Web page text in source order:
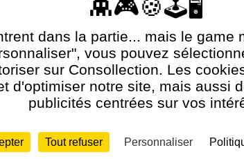
dans la partie... mais le game
vous pouvez
sur Consollection. Les
d'optimiser notre site, mais aussi
publicités centrées sur vos
Tout refuser Personnaliser